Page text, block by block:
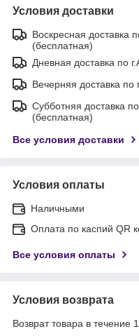
Условия доставки
Воскресная доставка
(бесплатная)
Дневная доставка по
Вечерняя доставка
Субботняя доставка
(бесплатная)
Все условия доставки
Условия оплаты
Наличными
Оплата по каспий QR
Все условия оплаты
Условия возврата
Возврат товара в течение